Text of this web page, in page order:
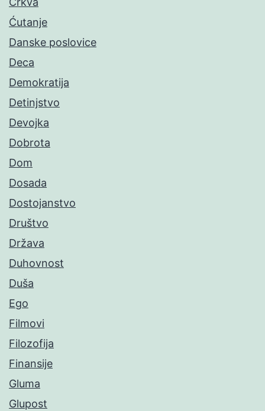
Ćutanje
Danske poslovice
Deca
Demokratija
Detinjstvo
Devojka
Dobrota
Dom
Dosada
Dostojanstvo
Društvo
Država
Duhovnost
Duša
Ego
Filmovi
Filozofija
Finansije
Gluma
Glupost